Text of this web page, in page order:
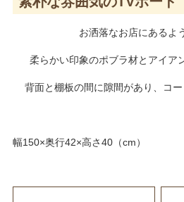
お洒落なお店にあるよ
柔らかい印象のポブラ材とアイア
背面と棚板の間に隙間があり、コ
幅150×奥行42×高さ40（cm）